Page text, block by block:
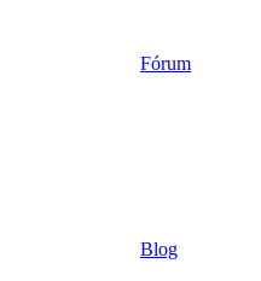
Fórum
Blog